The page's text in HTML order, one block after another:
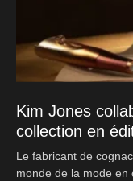
Kim Jones
collection en
Le fabricant de
monde de la mode en